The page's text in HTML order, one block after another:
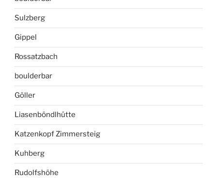
Sulzberg
Gippel
Rossatzbach
boulderbar
Göller
Liasenböndlhütte
Katzenkopf Zimmersteig
Kuhberg
Rudolfshöhe